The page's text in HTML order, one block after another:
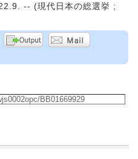
-- (現代日本の総選挙 ;